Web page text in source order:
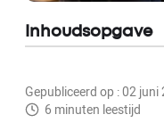
Gepubliceerd op : 02 juni
6 minuten leestijd
Inhoudsopgave